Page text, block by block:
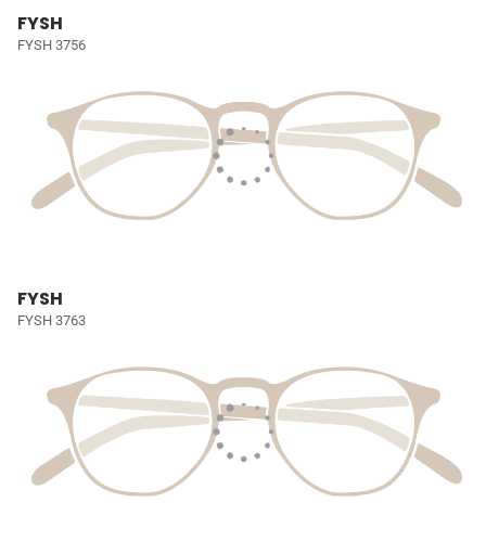
FYSH
FYSH 3756
FYSH
FYSH 3763